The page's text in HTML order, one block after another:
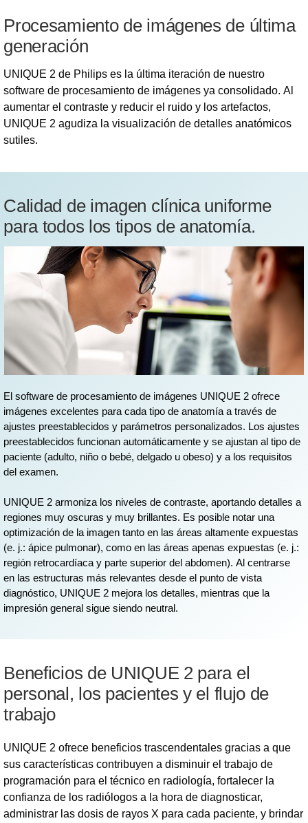
Procesamiento de imágenes de última
generación
UNIQUE 2 de Philips es la última iteración de nuestro
software de procesamiento de imágenes ya consolidado. Al
aumentar el contraste y reducir el ruido y los artefactos,
UNIQUE 2 agudiza la visualización de detalles anatómicos
sutiles.
Calidad de imagen clínica uniforme
para todos los tipos de anatomía.
El software de procesamiento de imágenes UNIQUE 2 ofrece
imágenes excelentes para cada tipo de anatomía a través de
ajustes preestablecidos y parámetros personalizados. Los ajustes
preestablecidos funcionan automáticamente y se ajustan al tipo de
paciente (adulto, niño o bebé, delgado u obeso) y a los requisitos
del examen.
UNIQUE 2 armoniza los niveles de contraste, aportando detalles a
regiones muy oscuras y muy brillantes. Es posible notar una
optimización de la imagen tanto en las áreas altamente expuestas
(e. j.: ápice pulmonar), como en las áreas apenas expuestas (e. j.:
región retrocardíaca y parte superior del abdomen). Al centrarse
en las estructuras más relevantes desde el punto de vista
diagnóstico, UNIQUE 2 mejora los detalles, mientras que la
impresión general sigue siendo neutral.
Beneficios de UNIQUE 2 para el
personal, los pacientes y el flujo de
trabajo
UNIQUE 2 ofrece beneficios trascendentales gracias a que
sus características contribuyen a disminuir el trabajo de
programación para el técnico en radiología, fortalecer la
confianza de los radiólogos a la hora de diagnosticar,
administrar las dosis de rayos X para cada paciente, y brindar